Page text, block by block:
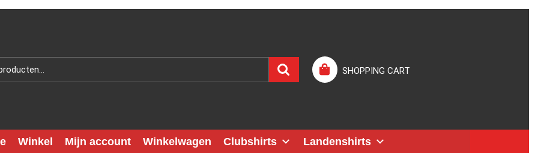
SHOPPING CART
Winkel Mijn account Winkelwagen Clubshirts
Landenshirts